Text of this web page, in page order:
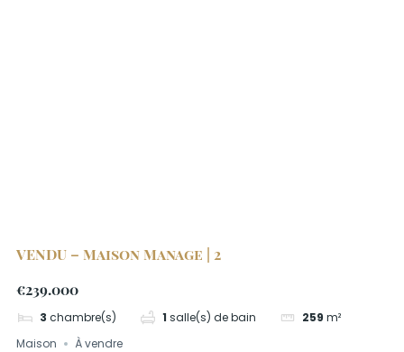
VENDU – Maison Manage | 2
€239.000
3 chambre(s) 1 salle(s) de bain 259 m²
Maison
À vendre